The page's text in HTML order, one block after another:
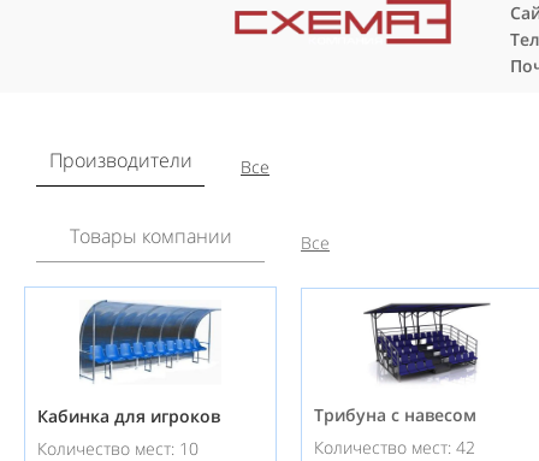
Производители Все
Товары компании Все
Кабинка для игроков
Количество мест: 10
Трибуна с навесом
Количество мест: 42